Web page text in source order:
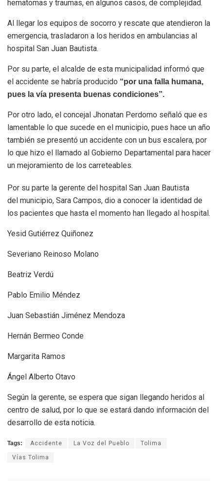
hematomas y traumas, en algunos casos, de complejidad.
Al llegar los equipos de socorro y rescate que atendieron la
emergencia, trasladaron a los heridos en ambulancias al
hospital San Juan Bautista.
Por su parte, el alcalde de esta municipalidad informó que
el accidente se habría producido “por una falla humana,
pues la vía presenta buenas condiciones”.
Por otro lado, el concejal Jhonatan Perdomo señaló que es
lamentable lo que sucede en el municipio, pues hace un año
también se presentó un accidente con un bus escalera, por
lo que hizo el llamado al Gobierno Departamental para hacer
un mejoramiento de los carreteables.
Por su parte la gerente del hospital San Juan Bautista
del municipio, Sara Campos, dio a conocer la identidad de
los pacientes que hasta el momento han llegado al hospital.
Yesid Gutiérrez Quiñonez
Severiano Reinoso Molano
Beatriz Verdú
Pablo Emilio Méndez
Juan Sebastián Jiménez Mendoza
Hernán Bermeo Conde
Margarita Ramos
Ángel Alberto Otavo
Según la gerente, se espera que sigan llegando heridos al
centro de salud, por lo que se estará dando información del
desarrollo de esta noticia.
Tags: Accidente La Voz del Pueblo Tolima
Vías Tolima